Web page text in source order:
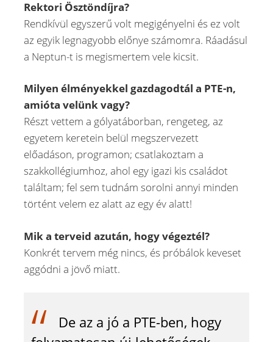
Rektori Ösztöndíjra?
Rendkívül egyszerű volt megigényelni és ez volt
az egyik legnagyobb előnye számomra. Ráadásul
a Neptun-t is megismertem vele kicsit.
Milyen élményekkel gazdagodtál a PTE-n,
amióta velünk vagy?
Részt vettem a gólyatáborban, rengeteg, az
egyetem keretein belül megszervezett
előadáson, programon; csatlakoztam a
szakkollégiumhoz, ahol egy igazi kis családot
találtam; fel sem tudnám sorolni annyi minden
történt velem ez alatt az egy év alatt!
Mik a terveid azután, hogy végeztél?
Konkrét tervem még nincs, és próbálok keveset
aggódni a jövő miatt.
De az a jó a PTE-ben, hogy